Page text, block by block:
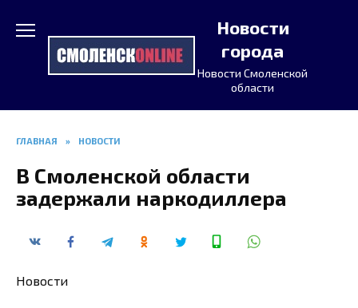
содержанию
Новости
города
Новости Смоленской
области
ГЛАВНАЯ » НОВОСТИ
В Смоленской области
задержали наркодиллера
Новости